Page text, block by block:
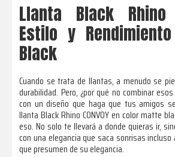
Llanta Black Rhino
Estilo y
Black
Cuando se trata de llantas, a menudo se
durabilidad. Pero, ¿por qué no combinar
con un diseño que haga que tus amigos
llanta Black Rhino CONVOY en color matte
eso. No solo te llevará a donde quieras ir,
con una elegancia que saca sonrisas
que presumen de su elegancia.